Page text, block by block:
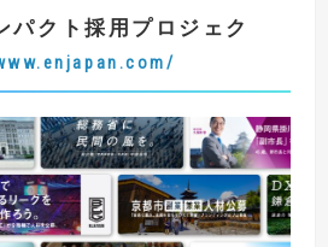
パクト採用プロジェク